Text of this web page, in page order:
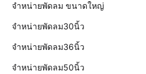
จำหน่ายพัดลม ขนาดใหญ่
จำหน่ายพัดลม30นิ้ว
จำหน่ายพัดลม36นิ้ว
จำหน่ายพัดลม50นิ้ว